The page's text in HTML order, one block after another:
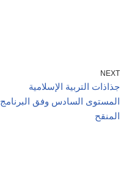
NEXT
جذاذات التربية الإسلامية
المستوى السادس وفق البرنامج
المنقح